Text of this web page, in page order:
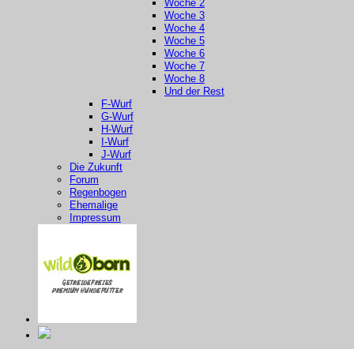
Woche 2
Woche 3
Woche 4
Woche 5
Woche 6
Woche 7
Woche 8
Und der Rest
F-Wurf
G-Wurf
H-Wurf
I-Wurf
J-Wurf
Die Zukunft
Forum
Regenbogen
Ehemalige
Impressum